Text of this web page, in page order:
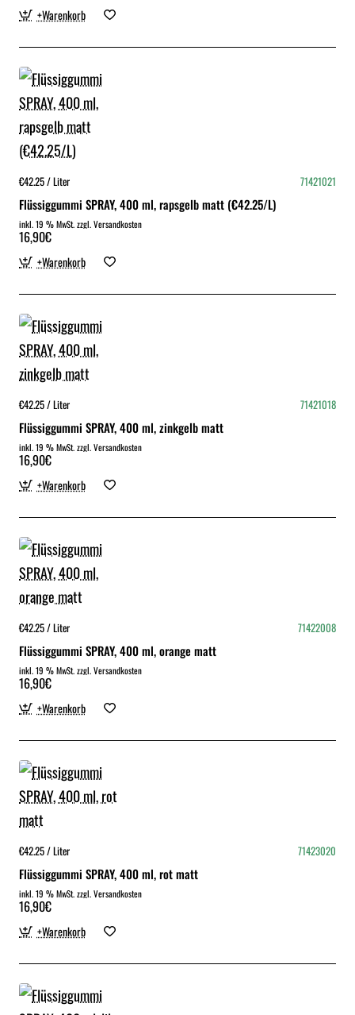
+Warenkorb
€42.25 / Liter 71421021
Flüssiggummi SPRAY, 400 ml, rapsgelb matt (€42.25/L)
inkl. 19 % MwSt. zzgl. Versandkosten
16,90€
+Warenkorb
€42.25 / Liter 71421018
Flüssiggummi SPRAY, 400 ml, zinkgelb matt
inkl. 19 % MwSt. zzgl. Versandkosten
16,90€
+Warenkorb
€42.25 / Liter 71422008
Flüssiggummi SPRAY, 400 ml, orange matt
inkl. 19 % MwSt. zzgl. Versandkosten
16,90€
+Warenkorb
€42.25 / Liter 71423020
Flüssiggummi SPRAY, 400 ml, rot matt
inkl. 19 % MwSt. zzgl. Versandkosten
16,90€
+Warenkorb